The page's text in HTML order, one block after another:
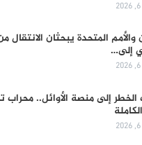
والأمم المتحدة يبحثان الانتقال
إلى…
إلى منصة الأوائل.. محراب